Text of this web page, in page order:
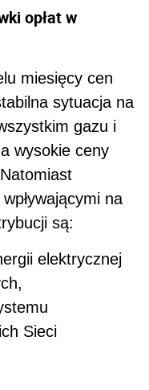
opłat w
miesięcy cen
sytuacja na
gazu i
wysokie ceny
na
są:
elektrycznej
Sieci